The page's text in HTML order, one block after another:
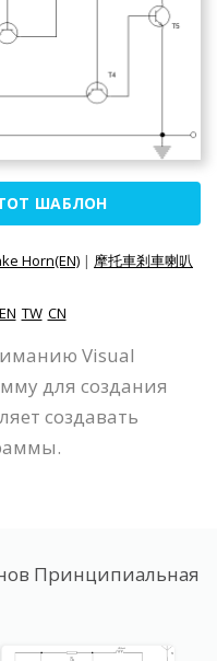
ШАБЛОН
Horn(EN) | 摩托車剎車喇叭
EN TW CN
Visual
для создания
создавать
Принципиальная